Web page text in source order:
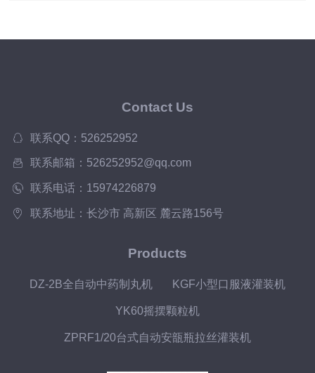
Contact Us
联系QQ：526252952
联系邮箱：526252952@qq.com
联系电话：15974226879
联系地址：长沙市 高新区 麓云路156号
Products
DZ-2B全自动中药制丸机 KGF小型口服液灌装机
YK60摇摆颗粒机
ZPRF1/20台式自动安瓿瓶拉丝灌装机